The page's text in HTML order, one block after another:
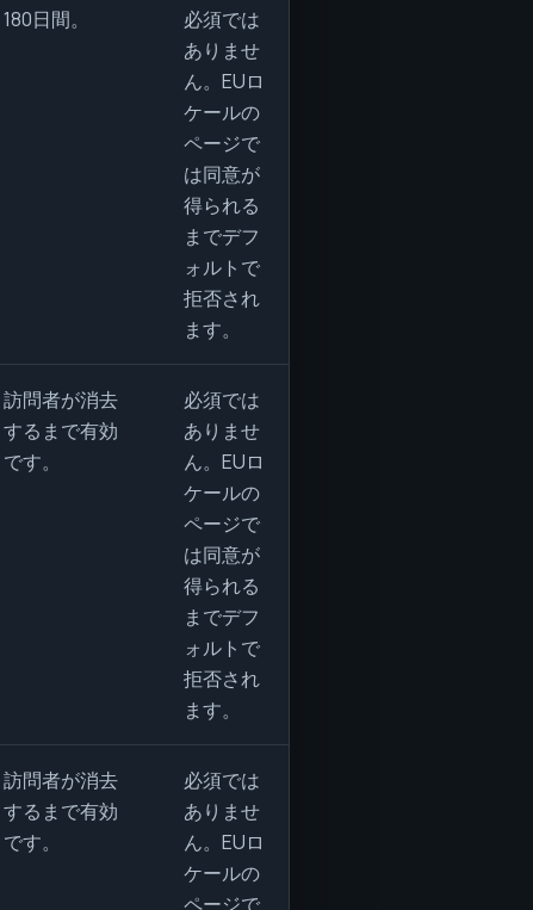
180日間。
必須では
ありませ
ん。EUロ
ケールの
ページで
は同意が
得られる
までデフ
ォルトで
拒否され
ます。
訪問者が消去
するまで有効
です。
必須では
ありませ
ん。EUロ
ケールの
ページで
は同意が
得られる
までデフ
ォルトで
拒否され
ます。
訪問者が消去
するまで有効
です。
必須では
ありませ
ん。EUロ
ケールの
ページで